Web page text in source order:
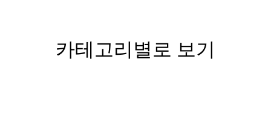
카테고리별로 보기